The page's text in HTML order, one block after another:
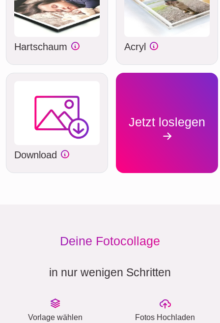
Hartschaum Acryl
Download
Jetzt loslegen
Deine Fotocollage
in nur wenigen Schritten
Vorlage wählen Fotos Hochladen